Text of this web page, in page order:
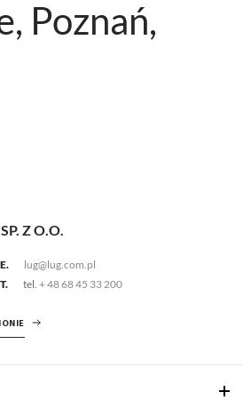
Poznań,
Z O.O.
E.
lug@lug.com.pl
T.
tel. + 48 68 45 33 200